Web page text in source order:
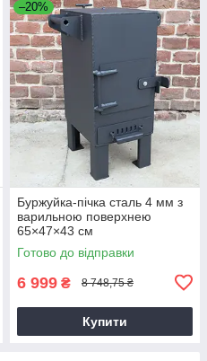
–20%
Буржуйка-пічка сталь 4 мм з
варильною поверхнею
65×47×43 см
Готово до відправки
6 999 ₴ 8 748,75 ₴
Купити